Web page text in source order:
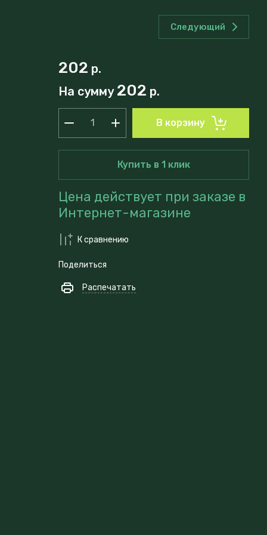
Следующий
202 р.
На сумму 202 р.
В корзину
Купить в 1 клик
Цена действует при заказе в
Интернет-магазине
К сравнению
Поделиться
Распечатать